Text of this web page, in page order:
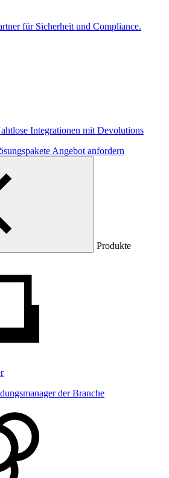
für Sicherheit und Compliance.
Integrationen mit Devolutions
Angebot anfordern
Produkte
der Branche